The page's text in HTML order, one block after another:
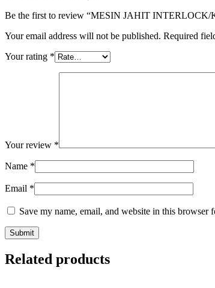
Be the first to review “MESIN JAHIT
Your email address will not be published. Required
Your rating *
Your review *
Name *
Email *
Save my name, email, and website in this browser
Related products